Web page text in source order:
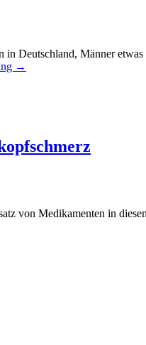
Deutschland, Männer
→
von Medikamenten in